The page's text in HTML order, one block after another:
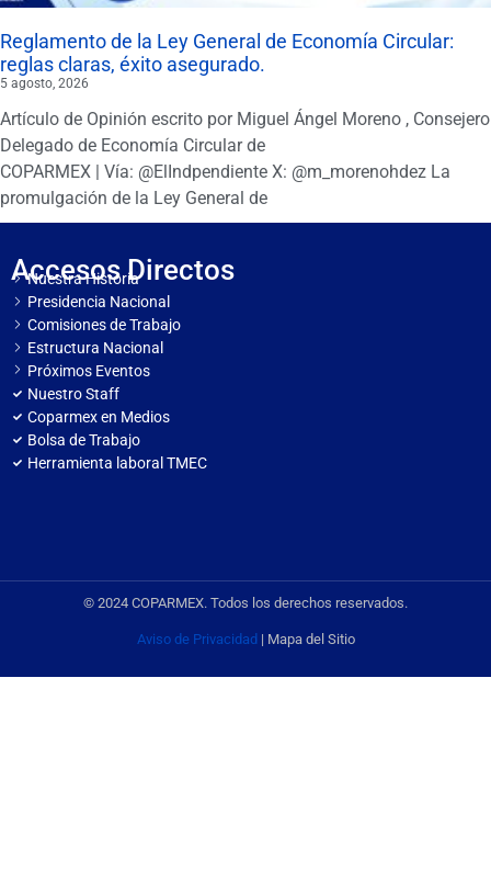
Reglamento de la Ley General de Economía Circular:
reglas claras, éxito asegurado.
5 agosto, 2026
Artículo de Opinión escrito por Miguel Ángel Moreno , Consejero
Delegado de Economía Circular de
COPARMEX | Vía: @ElIndpendiente X: @m_morenohdez La
promulgación de la Ley General de
Accesos Directos
Nuestra Historia
Presidencia Nacional
Comisiones de Trabajo
Estructura Nacional
Próximos Eventos
Nuestro Staff
Coparmex en Medios
Bolsa de Trabajo
Herramienta laboral TMEC
© 2024 COPARMEX. Todos los derechos reservados.
Aviso de Privacidad | Mapa del Sitio